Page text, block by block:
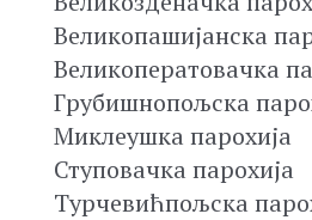
Великопашијанска
Великоператовачка
Грубишнопољска
Миклеушка парохија
Ступовачка парохија
Турчевићпољска